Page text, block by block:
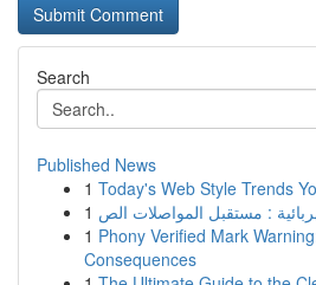
Search
Published News
1 Today's Web Style Trends
1
1 Phony Verified Mark
Consequences